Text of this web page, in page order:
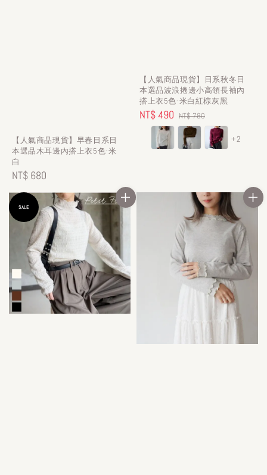
【人氣商品現貨】早春日系日
本選品木耳邊內搭上衣5色-米
白
Regular
price
NT$ 680
【人氣商品現貨】日系秋冬日
本選品波浪捲邊小高領長袖內
搭上衣5色-米白紅棕灰黑
Sale
price
NT$ 490 Regular
price
NT$ 780
+2
SALE